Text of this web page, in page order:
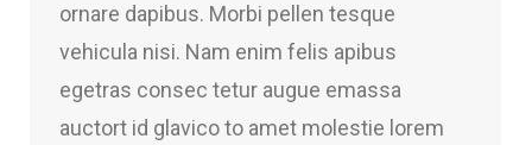
ornare dapibus. Morbi pellen tesque
vehicula nisi. Nam enim felis apibus
egetras consec tetur augue emassa
auctort id glavico to amet molestie lorem